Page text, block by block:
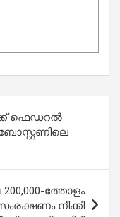
ഫെഡറൽ
ബോസ്റ്റണിലെ
ത്തോളം
നീക്കി